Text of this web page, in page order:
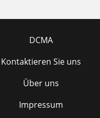
DCMA
Kontaktieren Sie uns
Über uns
Impressum